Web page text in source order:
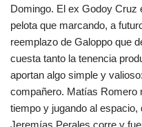
Domingo. El ex Godoy Cruz
pelota que marcando, a
reemplazo de Galoppo que
cuesta tanto la tenencia
aportan algo simple y
compañero. Matías Romero
tiempo y jugando al
Jeremías Perales corre y